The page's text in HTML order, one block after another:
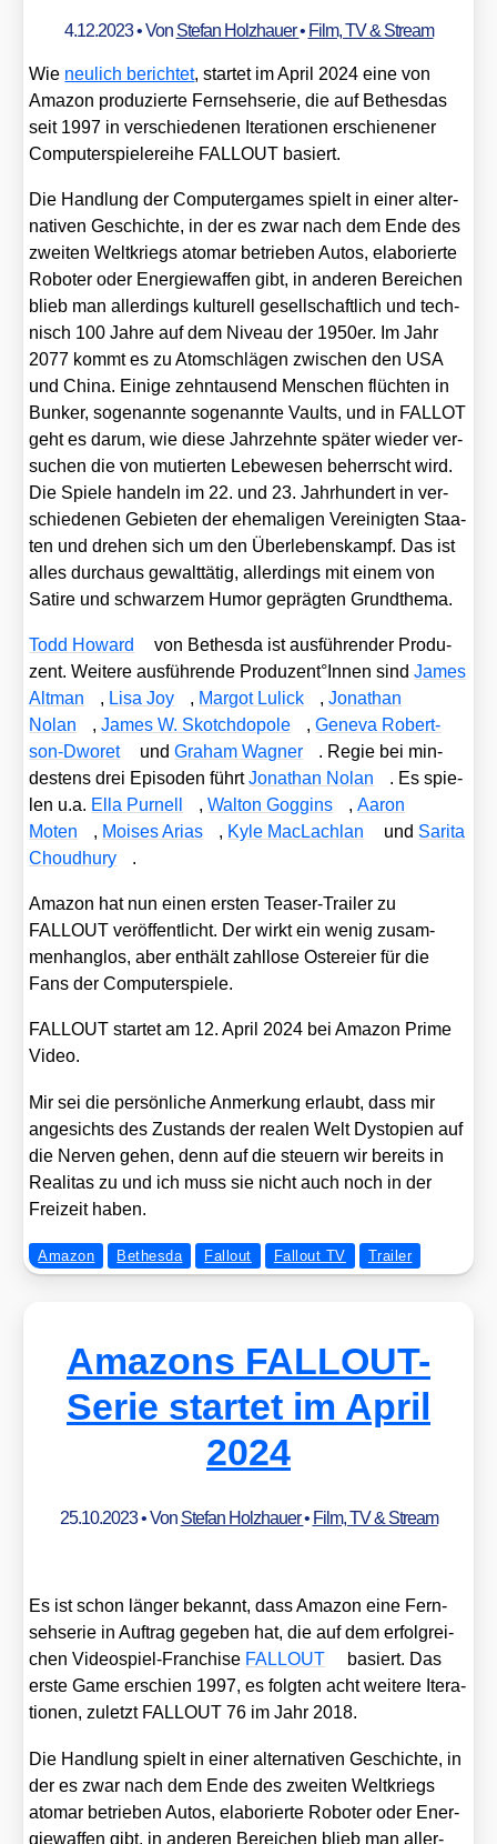
4.12.2023• Von Stefan Holzhauer• Film, TV & Stream
Wie neu­lich berich­tet, star­tet im April 2024 eine von
Ama­zon pro­du­zier­te Fern­seh­se­rie, die auf Bethes­das
seit 1997 in ver­schie­de­nen Ite­ra­tio­nen erschie­ne­ner
Com­pu­ter­spie­le­rei­he FALLOUT basiert.
Die Hand­lung der Com­pu­ter­games spielt in einer alter­
na­ti­ven Geschich­te, in der es zwar nach dem Ende des
zwei­ten Welt­kriegs ato­mar betrie­ben Autos, ela­bo­rier­te
Robo­ter oder Ener­gie­waf­fen gibt, in ande­ren Berei­chen
blieb man aller­dings kul­tu­rell gesell­schaft­lich und tech­
nisch 100 Jah­re auf dem Niveau der 1950er. Im Jahr
2077 kommt es zu Atom­schlä­gen zwi­schen den USA
und Chi­na. Eini­ge zehn­tau­send Men­schen flüch­ten in
Bun­ker, soge­nann­te soge­nann­te Vaults, und in FALLOT
geht es dar­um, wie die­se Jahr­zehn­te spä­ter wie­der ver­
su­chen die von mutier­ten Lebe­we­sen beherrscht wird.
Die Spie­le han­deln im 22. und 23. Jahr­hun­dert in ver­
schie­de­nen Gebie­ten der ehe­ma­li­gen Ver­ei­nig­ten Staa­
ten und dre­hen sich um den Über­le­bens­kampf. Das ist
alles durch­aus gewalt­tä­tig, aller­dings mit einem von
Sati­re und schwar­zem Humor gepräg­ten Grund­the­ma.
Todd Howard
von Bethes­da ist aus­füh­ren­der Pro­du­
zent. Wei­te­re aus­füh­ren­de Produzent°Innen sindJames
Alt­man
, Lisa Joy , Mar­got Lulick ,Jona­than
Nolan
,James W. Skotch­do­po­le ,Gen­e­va Robert­
son-Dwo­ret
undGra­ham Wag­ner
. Regie bei min­
des­tens drei Epi­so­den führtJona­than Nolan
. Es spie­
len u.a. Ella Pur­nell ,Walt­on Gog­gins ,Aaron
Moten
, Moi­ses Ari­as , Kyle MacLach­lan und Sari­ta
Choud­hu­ry
.
Ama­zon hat nun einen ers­ten Teaser-Trai­ler zu
FALLOUT ver­öf­fent­licht. Der wirkt ein wenig zusam­
men­hang­los, aber ent­hält zahl­lo­se Oster­ei­er für die
Fans der Com­pu­ter­spie­le.
FALLOUT star­tet am 12. April 2024 bei Ama­zon Prime
Video.
Mir sei die per­sön­li­che Anmer­kung erlaubt, dass mir
ange­sichts des Zustands der rea­len Welt Dys­to­pien auf
die Ner­ven gehen, denn auf die steu­ern wir bereits in
Rea­li­tas zu und ich muss sie nicht auch noch in der
Frei­zeit haben.
Amazon Bethesda Fallout Fallout TV Trailer
Amazons FALLOUT-
Serie startet im April
2024
25.10.2023• Von Stefan Holzhauer• Film, TV & Stream
Es ist schon län­ger bekannt, dass Ama­zon eine Fern­
seh­se­rie in Auf­trag gege­ben hat, die auf dem erfolg­rei­
chen Video­spiel-Fran­chise FALLOUT
basiert. Das
ers­te Game erschien 1997, es folg­ten acht wei­te­re Ite­ra­
tio­nen, zuletzt FALLOUT 76 im Jahr 2018.
Die Hand­lung spielt in einer alter­na­ti­ven Geschich­te, in
der es zwar nach dem Ende des zwei­ten Welt­kriegs
ato­mar betrie­ben Autos, ela­bo­rier­te Robo­ter oder Ener­
gie­waf­fen gibt, in ande­ren Berei­chen blieb man aller­